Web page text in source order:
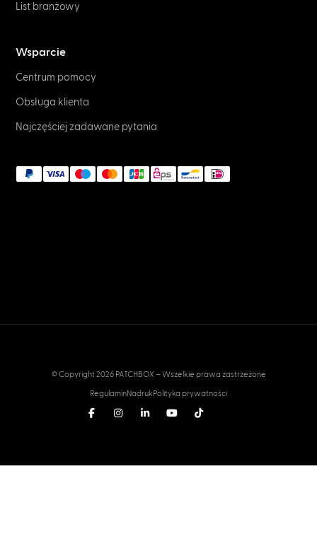
List branżowy
Wsparcie
Centrum pomocy
Obsługa klienta
Najczęściej zadawane pytania
© Copyright 2026 PATCHBOX – Wszelkie prawa zastrzeżone
RegulaminNadrukPolityka prywatności